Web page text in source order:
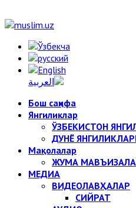
Бош саҳифа
Янгиликлар
ЎЗБЕКИСТОН
ДУНЁ
Мақолалар
ЖУМА
МЕДИА
ВИДЕОЛАВҲАЛАР
СИЙРАТ